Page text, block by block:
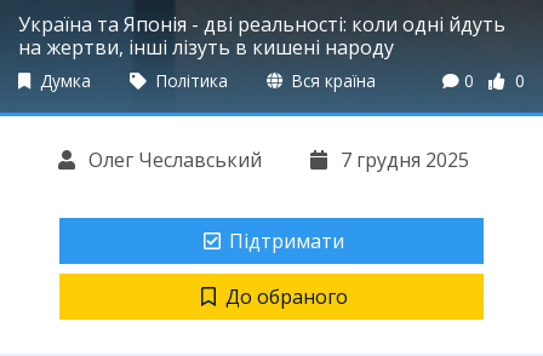
Україна та Японія - дві реальності: коли одні йдуть
на жертви, інші лізуть в кишені народу
Думка Політика Вся країна 0 0
Олег Чеславський 7 грудня 2025
Підтримати
До обраного